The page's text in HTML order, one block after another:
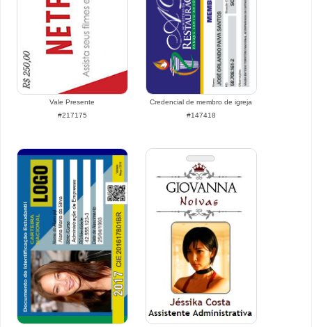
Vale Presente
#217175
Credencial de membro de igreja
#147418